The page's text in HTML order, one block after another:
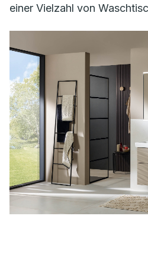
einer Vielzahl von